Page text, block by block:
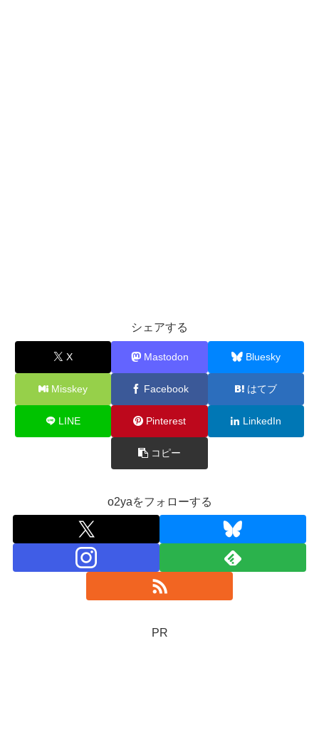
シェアする
X Mastodon Bluesky
Misskey Facebook はてブ
LINE Pinterest LinkedIn
コピー
o2yaをフォローする
PR